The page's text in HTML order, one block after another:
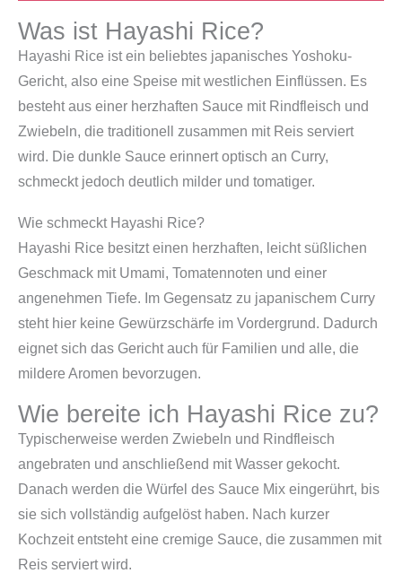
Was ist Hayashi Rice?
Hayashi Rice ist ein beliebtes japanisches Yoshoku-
Gericht, also eine Speise mit westlichen Einflüssen. Es
besteht aus einer herzhaften Sauce mit Rindfleisch und
Zwiebeln, die traditionell zusammen mit Reis serviert
wird. Die dunkle Sauce erinnert optisch an Curry,
schmeckt jedoch deutlich milder und tomatiger.
Wie schmeckt Hayashi Rice?
Hayashi Rice besitzt einen herzhaften, leicht süßlichen
Geschmack mit Umami, Tomatennoten und einer
angenehmen Tiefe. Im Gegensatz zu japanischem Curry
steht hier keine Gewürzschärfe im Vordergrund. Dadurch
eignet sich das Gericht auch für Familien und alle, die
mildere Aromen bevorzugen.
Wie bereite ich Hayashi Rice zu?
Typischerweise werden Zwiebeln und Rindfleisch
angebraten und anschließend mit Wasser gekocht.
Danach werden die Würfel des Sauce Mix eingerührt, bis
sie sich vollständig aufgelöst haben. Nach kurzer
Kochzeit entsteht eine cremige Sauce, die zusammen mit
Reis serviert wird.